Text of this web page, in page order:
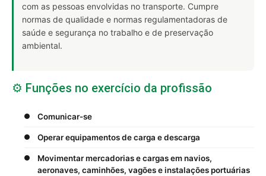
com as pessoas envolvidas no transporte. Cumpre
normas de qualidade e normas regulamentadoras de
saúde e segurança no trabalho e de preservação
ambiental.
⚙️ Funções no exercício da profissão
Comunicar-se
Operar equipamentos de carga e descarga
Movimentar mercadorias e cargas em navios,
aeronaves, caminhões, vagões e instalações portuárias